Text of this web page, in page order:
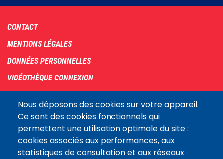
Nous déposons des cookies sur votre appareil.
Ce sont des cookies fonctionnels qui
permettent une utilisation optimale du site :
cookies associés aux performances, aux
statistiques de consultation et aux réseaux
Footer
menu
CONTACT
MENTIONS LÉGALES
DONNÉES PERSONNELLES
VIDÉOTHÈQUE CONNEXION
COOKIES
Assemblée
LE SITE DE L’ASSEMBLÉE NATIONALE